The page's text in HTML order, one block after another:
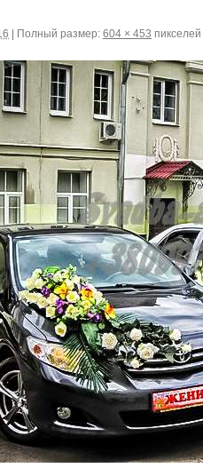
Полный размер: 604 × 453 пикселей